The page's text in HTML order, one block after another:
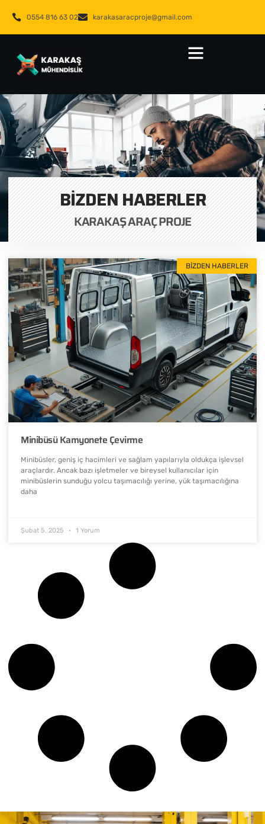
0554 816 63 02 karakasaracproje@gmail.com
BIZDEN HABERLER
KARAKAŞ ARAÇ PROJE
BIZDEN HABERLER
Minibüsü Kamyonete Çevirme
Minibüsler, geniş iç hacimleri ve sağlam yapılarıyla oldukça işlevsel
araçlardır. Ancak bazı işletmeler ve bireysel kullanıcılar için
minibüslerin sunduğu yolcu taşımacılığı yerine, yük taşımacılığına
daha
Şubat 5, 2025 1 Yorum